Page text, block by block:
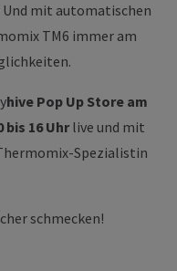
Und mit automatischen
TM6 immer am
hive Pop Up Store am
bis 16 Uhrlive und mit
Spezialistin
schmecken!